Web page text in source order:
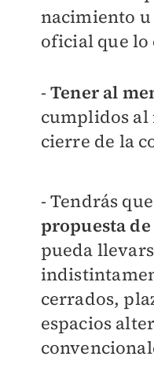
nacimiento
oficial que lo
-Tener al
cumplidos
cierre de la
- Tendrás
propuesta
pueda
cerrados,
espacios